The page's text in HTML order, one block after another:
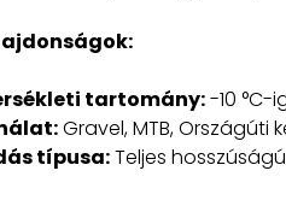
tartomány:-10 °C-
Gravel, MTB, Országúti
típusa:Teljes